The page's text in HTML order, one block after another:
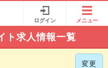
ログイン メニュー
ト求人情報一覧
変更